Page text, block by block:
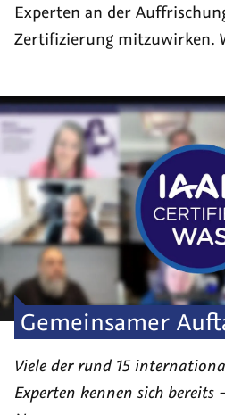
Experten an der
Zertifizierung mitzuwirken.
Gemeinsamer
Viele der rund 15
Experten kennen sich